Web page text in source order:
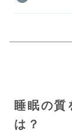
睡眠の質
は？